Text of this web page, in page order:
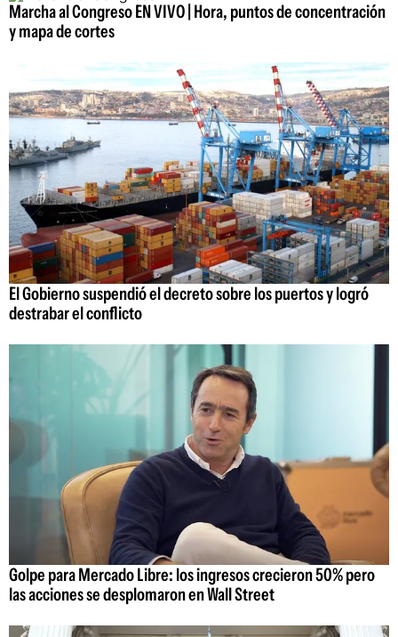
Marcha al Congreso EN VIVO | Hora, puntos de concentración
y mapa de cortes
El Gobierno suspendió el decreto sobre los puertos y logró
destrabar el conflicto
Golpe para Mercado Libre: los ingresos crecieron 50% pero
las acciones se desplomaron en Wall Street